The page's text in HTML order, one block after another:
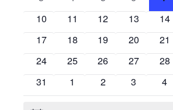
Évènements
évènementsévènementsévènements
0
évènements
10
0
évènements
11
0
évènements
12
0
13
0
14
0
évènements
17
0
évènements
18
0
évènements
19
0
20
0
21
0
évènements
24
0
évènements
25
0
évènements
26
0
27
0
28
0
évènements
31
0
évènements
1
0
évènements
2
0
3
0
4